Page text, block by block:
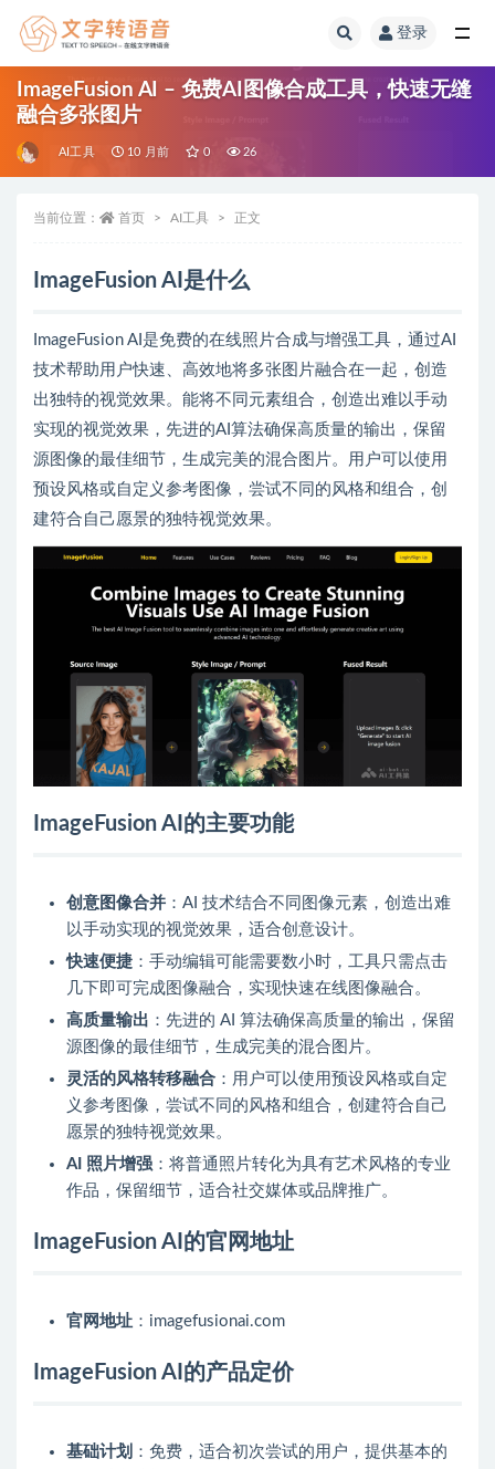
登录
ImageFusion AI – 免费AI图像合成工具，快速无缝
融合多张图片
AI工具 10 月前 0 26
当前位置： 首页 AI工具 正文
ImageFusion AI是什么
ImageFusion AI是免费的在线照片合成与增强工具，通过AI
技术帮助用户快速、高效地将多张图片融合在一起，创造
出独特的视觉效果。能将不同元素组合，创造出难以手动
实现的视觉效果，先进的AI算法确保高质量的输出，保留
源图像的最佳细节，生成完美的混合图片。用户可以使用
预设风格或自定义参考图像，尝试不同的风格和组合，创
建符合自己愿景的独特视觉效果。
ImageFusion AI的主要功能
创意图像合并 ：AI 技术结合不同图像元素，创造出难
以手动实现的视觉效果，适合创意设计。
快速便捷 ：手动编辑可能需要数小时，工具只需点击
几下即可完成图像融合，实现快速在线图像融合。
高质量输出 ：先进的 AI 算法确保高质量的输出，保留
源图像的最佳细节，生成完美的混合图片。
灵活的风格转移融合 ：用户可以使用预设风格或自定
义参考图像，尝试不同的风格和组合，创建符合自己
愿景的独特视觉效果。
AI 照片增强 ：将普通照片转化为具有艺术风格的专业
作品，保留细节，适合社交媒体或品牌推广。
ImageFusion AI的官网地址
官网地址 ：imagefusionai.com
ImageFusion AI的产品定价
基础计划 ：免费，适合初次尝试的用户，提供基本的